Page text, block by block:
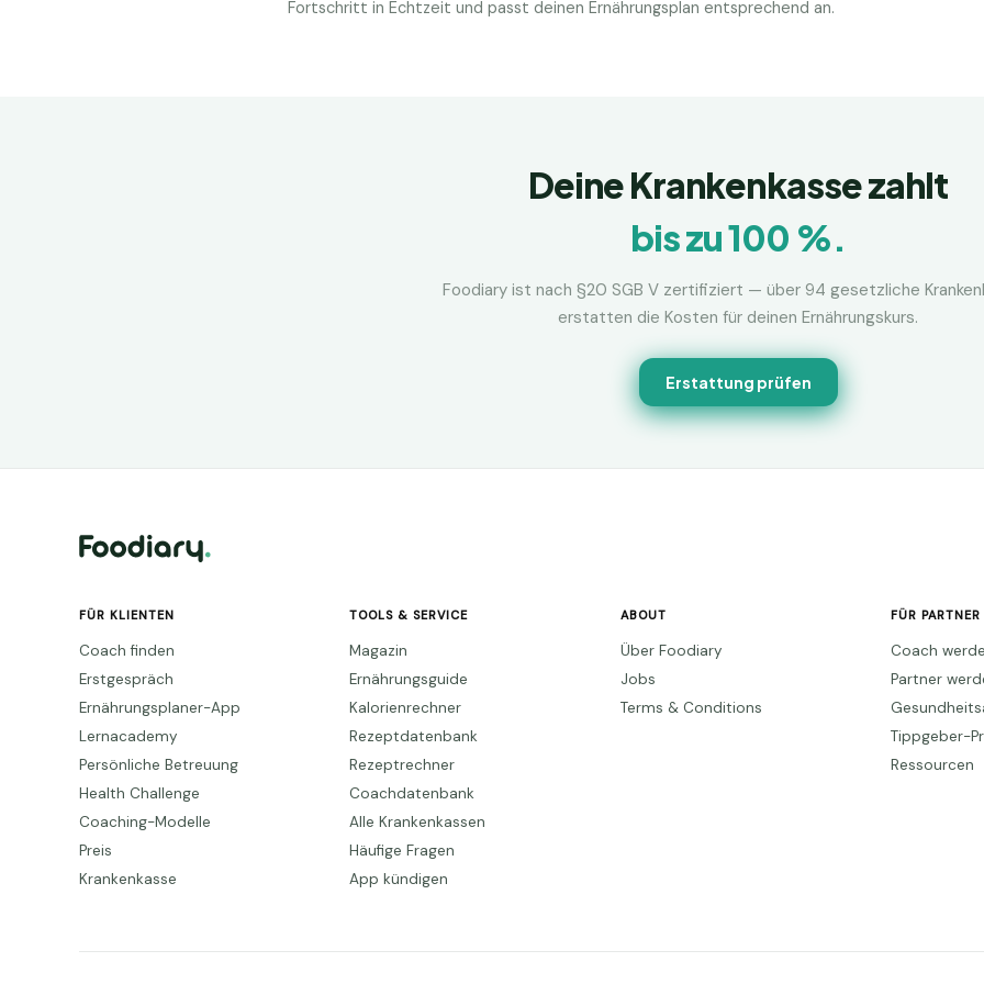
Fortschritt in Echtzeit und passt deinen Ernährungsplan entsprechend an.
Deine Krankenkasse zahlt
bis zu 100 %.
Foodiary ist nach §20 SGB V zertifiziert — über 94 gesetzliche
erstatten die Kosten für deinen Ernährungskurs.
Erstattung prüfen
FÜR KLIENTEN
Coach finden
Erstgespräch
Ernährungsplaner-App
Lernacademy
Persönliche Betreuung
Health Challenge
Coaching-Modelle
Preis
Krankenkasse
TOOLS & SERVICE
Magazin
Ernährungsguide
Kalorienrechner
Rezeptdatenbank
Rezeptrechner
Coachdatenbank
Alle Krankenkassen
Häufige Fragen
App kündigen
ABOUT
Über Foodiary
Jobs
Terms & Conditions
FÜR PARTNER
Coach
Partner
Tippgeber-
Ressourcen